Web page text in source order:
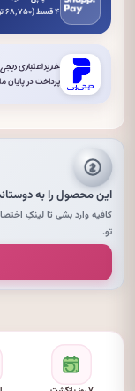
۴ قسط (۶۸٬۷۵۰ تومان)
خرید اعتباری
پرداخت در پایان
این محصول را به
کافیه وارد بشی تا لینکِ
تو.